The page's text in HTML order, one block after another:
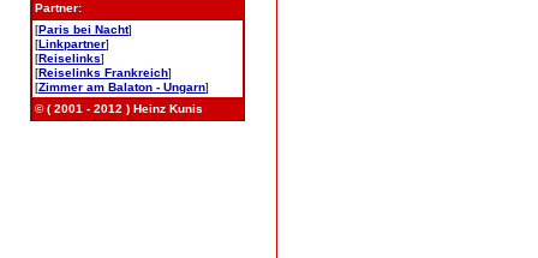
Partner:
[Paris bei Nacht]
[Linkpartner]
[Reiselinks]
[Reiselinks Frankreich]
[Zimmer am Balaton - Ungarn]
© ( 2001 - 2012 ) Heinz Kunis